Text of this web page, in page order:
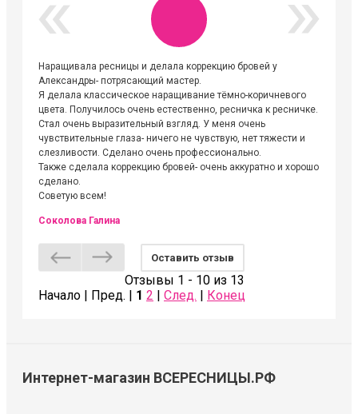
Наращивала ресницы и делала коррекцию бровей у
Александры- потрясающий мастер.
Я делала классическое наращивание тёмно-коричневого
цвета. Получилось очень естественно, ресничка к ресничке.
Стал очень выразительный взгляд. У меня очень
чувствительные глаза- ничего не чувствую, нет тяжести и
слезливости. Сделано очень профессионально.
Также сделала коррекцию бровей- очень аккуратно и хорошо
сделано.
Советую всем!
Соколова Галина
Оставить отзыв
Отзывы 1 - 10 из 13
Начало | Пред. | 1 2 След. Конец
Интернет-магазин ВСЕРЕСНИЦЫ.РФ